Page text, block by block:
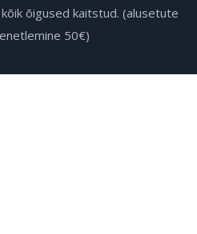
õigused kaitstud. (alusetute
50€)